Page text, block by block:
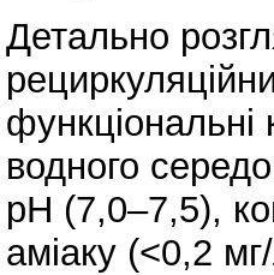
Детально
водного
рН (7,0–7,5),
аміаку (<0,2